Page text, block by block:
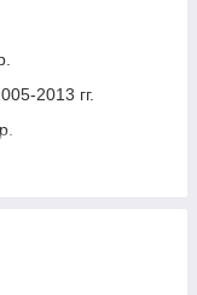
2013 гг.
рр.